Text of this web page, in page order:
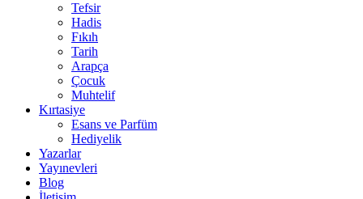
Tefsir
Hadis
Fıkıh
Tarih
Arapça
Çocuk
Muhtelif
Kırtasiye
Esans ve Parfüm
Hediyelik
Yazarlar
Yayınevleri
Blog